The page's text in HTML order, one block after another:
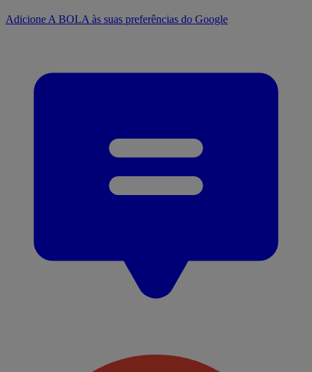
Adicione A BOLA às suas preferências do Google